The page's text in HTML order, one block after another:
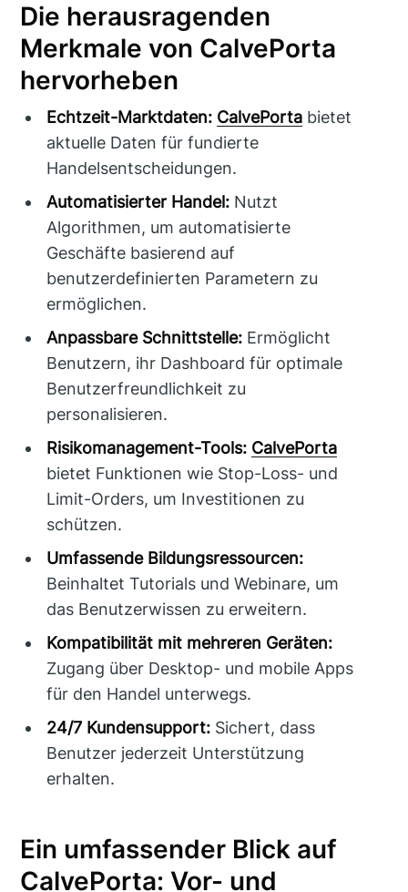
Die herausragenden
Merkmale von CalvePorta
hervorheben
Echtzeit-Marktdaten: CalvePorta bietet
aktuelle Daten für fundierte
Handelsentscheidungen.
Automatisierter Handel: Nutzt
Algorithmen, um automatisierte
Geschäfte basierend auf
benutzerdefinierten Parametern zu
ermöglichen.
Anpassbare Schnittstelle: Ermöglicht
Benutzern, ihr Dashboard für optimale
Benutzerfreundlichkeit zu
personalisieren.
Risikomanagement-Tools: CalvePorta
bietet Funktionen wie Stop-Loss- und
Limit-Orders, um Investitionen zu
schützen.
Umfassende Bildungsressourcen:
Beinhaltet Tutorials und Webinare, um
das Benutzerwissen zu erweitern.
Kompatibilität mit mehreren Geräten:
Zugang über Desktop- und mobile Apps
für den Handel unterwegs.
24/7 Kundensupport: Sichert, dass
Benutzer jederzeit Unterstützung
erhalten.
Ein umfassender Blick auf
CalvePorta: Vor- und